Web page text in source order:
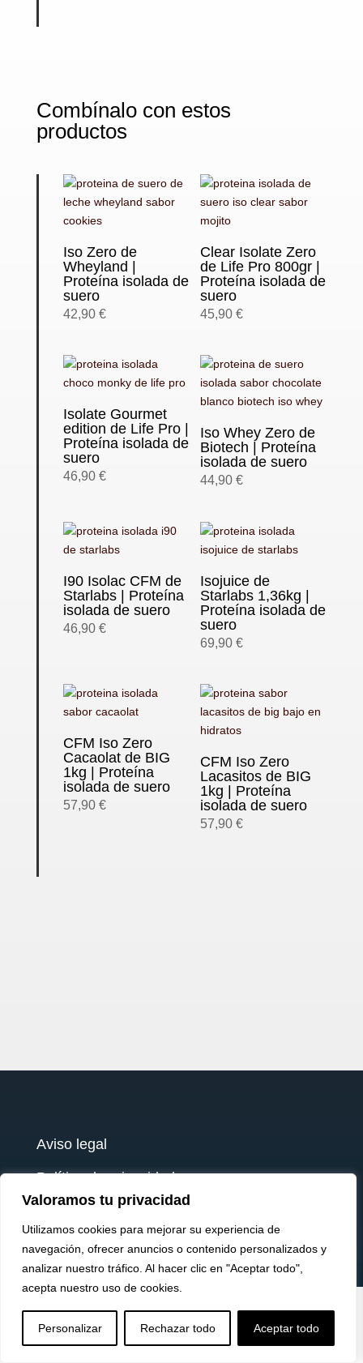
Valoramos tu privacidad
Utilizamos cookies para mejorar su experiencia de
navegación, ofrecer anuncios o contenido personalizados y
analizar nuestro tráfico. Al hacer clic en "Aceptar todo",
acepta nuestro uso de cookies.
Personalizar Rechazar todo Aceptar todo
 U 
Combínalo con estos
productos
Iso Zero de
Wheyland |
Proteína isolada de
suero
42,90 €
Clear Isolate Zero
de Life Pro 800gr |
Proteína isolada de
suero
45,90 €
Isolate Gourmet
edition de Life Pro |
Proteína isolada de
suero
46,90 €
Iso Whey Zero de
Biotech | Proteína
isolada de suero
44,90 €
I90 Isolac CFM de
Starlabs | Proteína
isolada de suero
46,90 €
Isojuice de
Starlabs 1,36kg |
Proteína isolada de
suero
69,90 €
CFM Iso Zero
Cacaolat de BIG
1kg | Proteína
isolada de suero
57,90 €
CFM Iso Zero
Lacasitos de BIG
1kg | Proteína
isolada de suero
57,90 €
Aviso legal
Política de privacidad
Política de cookies
Términos y condiciones
Envío y devoluciones
testy.